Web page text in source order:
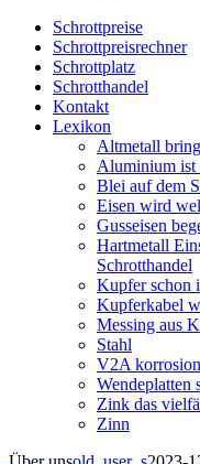
Schrottpreise
Schrottpreisrechner
Schrottplatz
Schrotthandel
Kontakt
Lexikon
Altmetall
Aluminium ist
Blei auf dem
Eisen wird
Gusseisen
Hartmetall
Schrotthandel
Kupfer schon
Kupferkabel
Messing aus
Stahl
V2A
Wendeplatten
Zink das
Zinn